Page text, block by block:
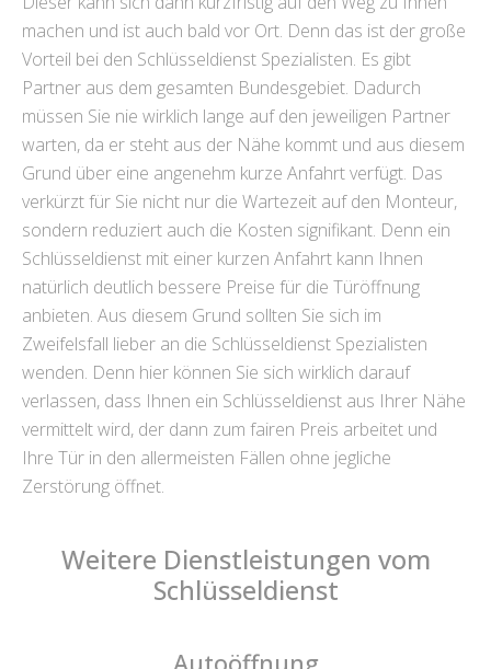
machen und ist auch bald vor Ort. Denn das ist der große
Vorteil bei den Schlüsseldienst Spezialisten. Es gibt
Partner aus dem gesamten Bundesgebiet. Dadurch
müssen Sie nie wirklich lange auf den jeweiligen Partner
warten, da er steht aus der Nähe kommt und aus diesem
Grund über eine angenehm kurze Anfahrt verfügt. Das
verkürzt für Sie nicht nur die Wartezeit auf den Monteur,
sondern reduziert auch die Kosten signifikant. Denn ein
Schlüsseldienst mit einer kurzen Anfahrt kann Ihnen
natürlich deutlich bessere Preise für die Türöffnung
anbieten. Aus diesem Grund sollten Sie sich im
Zweifelsfall lieber an die Schlüsseldienst Spezialisten
wenden. Denn hier können Sie sich wirklich darauf
verlassen, dass Ihnen ein Schlüsseldienst aus Ihrer Nähe
vermittelt wird, der dann zum fairen Preis arbeitet und
Ihre Tür in den allermeisten Fällen ohne jegliche
Zerstörung öffnet.
Weitere Dienstleistungen vom
Schlüsseldienst